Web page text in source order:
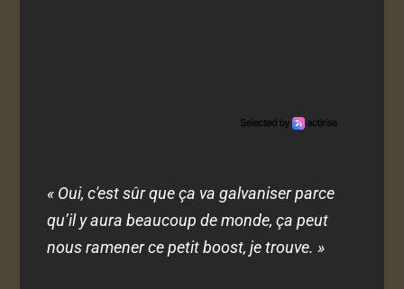
« Oui, c'est sûr que ça va galvaniser parce
qu’il y aura beaucoup de monde, ça peut
nous ramener ce petit boost, je trouve. »